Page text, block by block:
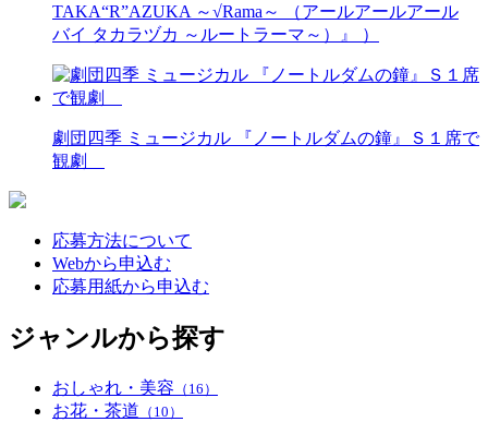
TAKA“R”AZUKA ～√Rama～ （アールアールアール
バイ タカラヅカ ～ルートラーマ～）』 ）
劇団四季 ミュージカル 『ノートルダムの鐘』Ｓ１席で
観劇
応募方法について
Webから申込む
応募用紙から申込む
ジャンルから探す
おしゃれ・美容 （16）
お花・茶道 （10）